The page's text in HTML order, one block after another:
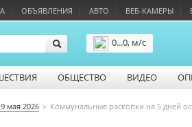
ОБЪЯВЛЕНИЯ АВТО ВЕБ-КАМЕРЫ
0...0, м/с
ОБЩЕСТВО ВИДЕО
мая 2026 Коммунальные раскопки на 5 дней